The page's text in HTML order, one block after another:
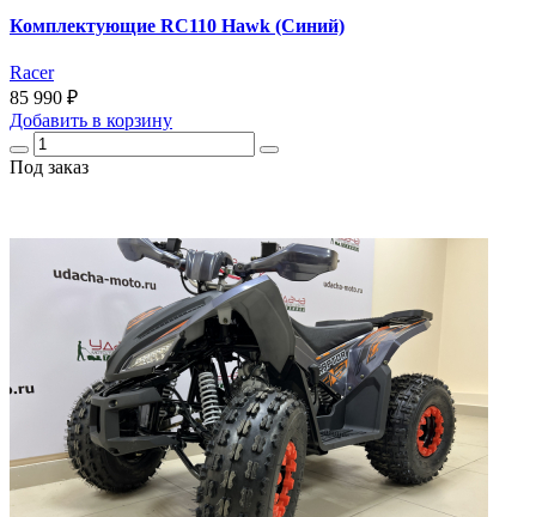
Комплектующие RC110 Hawk (Синий)
Racer
85 990 ₽
Добавить в корзину
Под заказ